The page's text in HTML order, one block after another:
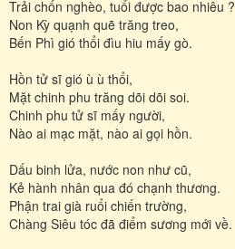
Trải chốn nghèo, tuổi được bao nhiêu ?
Non Kỳ quạnh quẽ trăng treo,
Bến Phì gió thổi đìu hiu mấy gò.
Hồn tử sĩ gió ù ù thổi,
Mặt chinh phu trăng dõi dõi soi.
Chinh phu tử sĩ mấy người,
Nào ai mạc mặt, nào ai gọi hồn.
Dấu binh lửa, nước non như cũ,
Kẻ hành nhân qua đó chạnh thương.
Phận trai già ruổi chiến trường,
Chàng Siêu tóc đã điểm sương mới về.